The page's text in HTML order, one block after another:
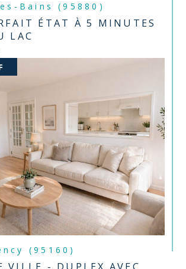
Bains (95880)
ÉTAT À 5 MINUTES
LAC
(95160)